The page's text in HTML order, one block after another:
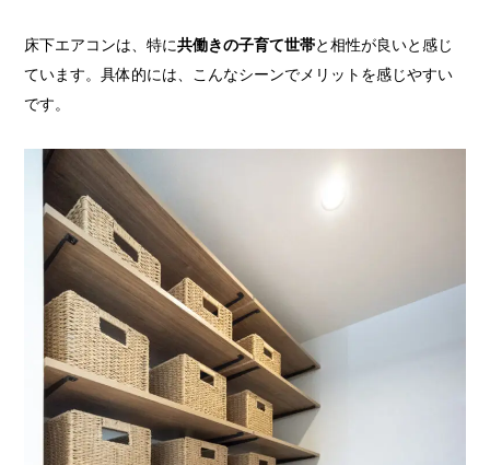
床下エアコンは、特に共働きの子育て世帯と相性が良いと感じ
ています。具体的には、こんなシーンでメリットを感じやすい
です。